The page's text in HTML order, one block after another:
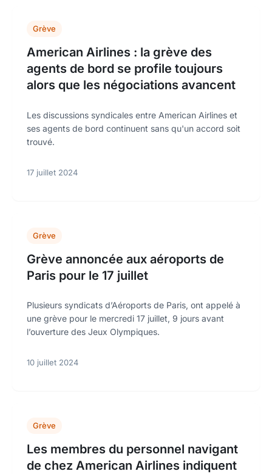
Grève
American Airlines : la grève des
agents de bord se profile toujours
alors que les négociations avancent
Les discussions syndicales entre American Airlines et
ses agents de bord continuent sans qu'un accord soit
trouvé.
17 juillet 2024
Grève
Grève annoncée aux aéroports de
Paris pour le 17 juillet
Plusieurs syndicats d’Aéroports de Paris, ont appelé à
une grève pour le mercredi 17 juillet, 9 jours avant
l’ouverture des Jeux Olympiques.
10 juillet 2024
Grève
Les membres du personnel navigant
de chez American Airlines indiquent